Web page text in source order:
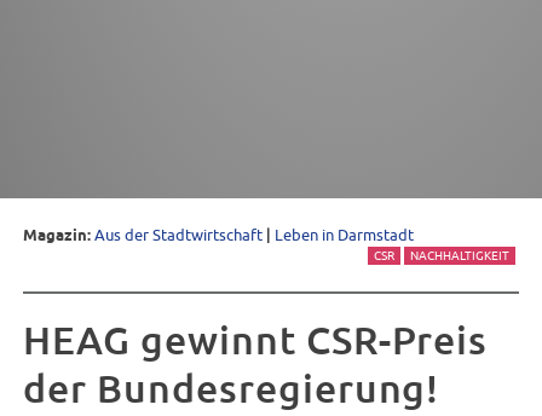
Magazin:Aus der Stadtwirtschaft Leben in Darmstadt
CSR NACHHALTIGKEIT
HEAG gewinnt CSR-Preis
der Bundesregierung!